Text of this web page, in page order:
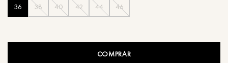
36 38 40 42 44 46
COMPRAR